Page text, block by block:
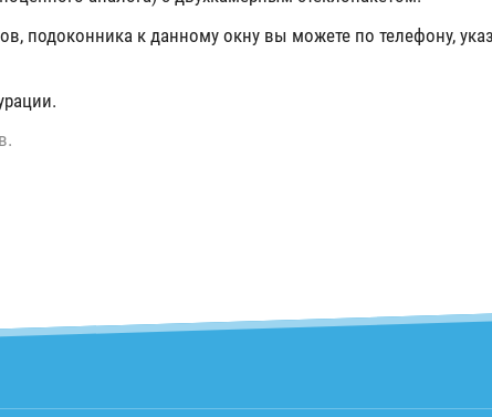
подоконника к данному окну вы можете по телефону,